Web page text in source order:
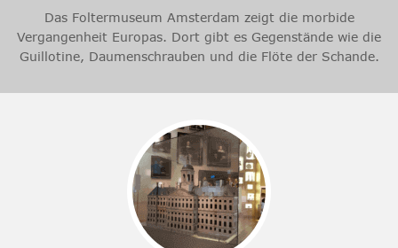
Das Foltermuseum Amsterdam zeigt die morbide
Vergangenheit Europas. Dort gibt es Gegenstände wie die
Guillotine, Daumenschrauben und die Flöte der Schande.